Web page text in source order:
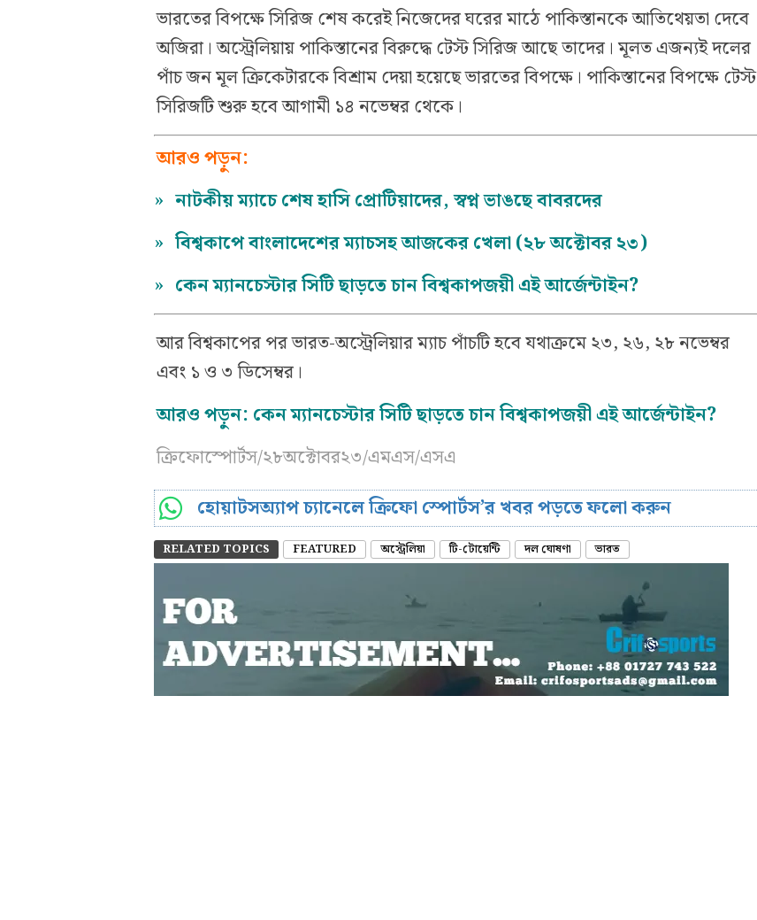
ভারতের বিপক্ষে সিরিজ শেষ করেই নিজেদের ঘরের মাঠে পাকিস্তানকে আতিথেয়তা দেবে
অজিরা। অস্ট্রেলিয়ায় পাকিস্তানের বিরুদ্ধে টেস্ট সিরিজ আছে তাদের। মূলত এজন্যই দলের
পাঁচ জন মূল ক্রিকেটারকে বিশ্রাম দেয়া হয়েছে ভারতের বিপক্ষে। পাকিস্তানের বিপক্ষে টেস্ট
সিরিজটি শুরু হবে আগামী ১৪ নভেম্বর থেকে।
আরও পড়ুন:
» নাটকীয় ম্যাচে শেষ হাসি প্রোটিয়াদের, স্বপ্ন ভাঙছে বাবরদের
» বিশ্বকাপে বাংলাদেশের ম্যাচসহ আজকের খেলা (২৮ অক্টোবর ২৩)
» কেন ম্যানচেস্টার সিটি ছাড়তে চান বিশ্বকাপজয়ী এই আর্জেন্টাইন?
আর বিশ্বকাপের পর ভারত-অস্ট্রেলিয়ার ম্যাচ পাঁচটি হবে যথাক্রমে ২৩, ২৬, ২৮ নভেম্বর
এবং ১ ও ৩ ডিসেম্বর।
আরও পড়ুন: কেন ম্যানচেস্টার সিটি ছাড়তে চান বিশ্বকাপজয়ী এই আর্জেন্টাইন?
ক্রিফোস্পোর্টস/২৮অক্টোবর২৩/এমএস/এসএ
হোয়াটসঅ্যাপ চ্যানেলে ক্রিফো স্পোর্টস’র খবর পড়তে ফলো করুন
RELATED TOPICS FEATURED অস্ট্রেলিয়া টি-টোয়েন্টি দল ঘোষণা ভারত